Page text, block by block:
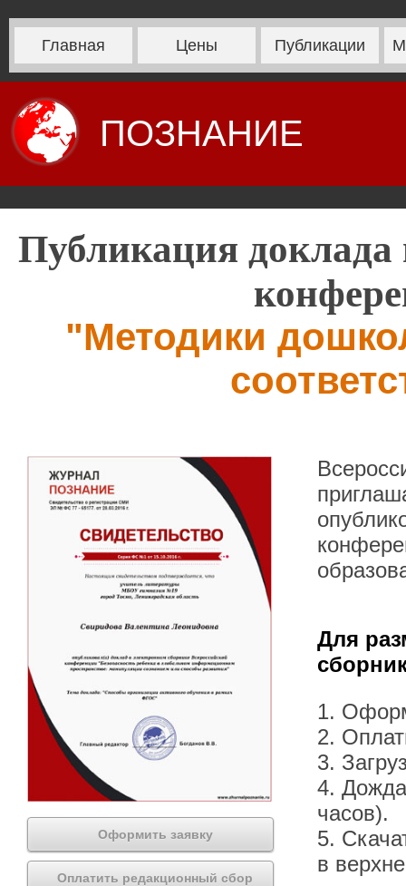
Главная Цены Публикации
ПОЗНАНИЕ
Публикация доклада
"Методики
Оформить заявку
Оплатить редакционный сбор
Для
1.
2.
3.
4.
часов).
5.
в